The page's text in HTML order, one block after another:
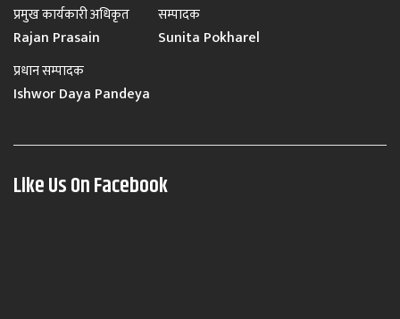
प्रमुख कार्यकारी अधिकृत
Rajan Prasain
सम्पादक
Sunita Pokharel
प्रधान सम्पादक
Ishwor Daya Pandeya
Like Us On Facebook